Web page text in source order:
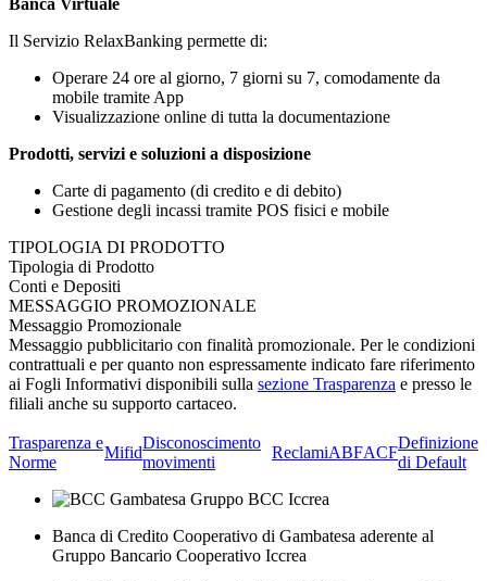
Il Servizio RelaxBanking permette di:
Operare 24 ore al giorno, 7 giorni su 7, comodamente da
mobile tramite App
Visualizzazione online di tutta la documentazione
Prodotti, servizi e soluzioni a disposizione
Carte di pagamento (di credito e di debito)
Gestione degli incassi tramite POS fisici e mobile
TIPOLOGIA DI PRODOTTO
Tipologia di Prodotto
Conti e Depositi
MESSAGGIO PROMOZIONALE
Messaggio Promozionale
Messaggio pubblicitario con finalità promozionale. Per le condizioni
contrattuali e per quanto non espressamente indicato fare riferimento
ai Fogli Informativi disponibili sulla sezione Trasparenza e presso le
filiali anche su supporto cartaceo.
Trasparenza e
Norme
Mifid
Disconoscimento
movimenti
ReclamiABFACF
Definizione
di Default
Banca di Credito Cooperativo di Gambatesa aderente al
Gruppo Bancario Cooperativo Iccrea